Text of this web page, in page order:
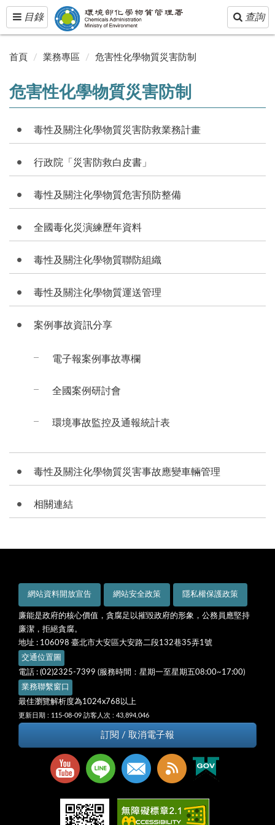
Toggle
navigation
目錄
Toggle
navigation
查詢
首頁 業務專區 危害性化學物質災害防制
危害性化學物質災害防制
毒性及關注化學物質災害防救業務計畫
行政院「災害防救白皮書」
毒性及關注化學物質危害預防整備
全國毒化災演練歷年資料
毒性及關注化學物質聯防組織
毒性及關注化學物質運送管理
案例事故資訊分享
電子報案例事故專欄
全國案例研討會
環境事故監控及通報統計表
毒性及關注化學物質災害事故應變車輛管理
相關連結
網站資料開放宣告 網站安全政策 隱私權保護政策
廉能是政府的核心價值，貪腐足以摧毀政府的形象，公務員應堅持
廉潔，拒絕貪腐。
地址 : 106098 臺北市大安區大安路二段132巷35弄1號
交通位置圖
電話 : (02)2325-7399 (服務時間：星期一至星期五08:00~17:00)
業務聯繫窗口
最佳瀏覽解析度為1024x768以上
更新日期 : 115-08-09 訪客人次 : 43,894,046
訂閱 / 取消電子報